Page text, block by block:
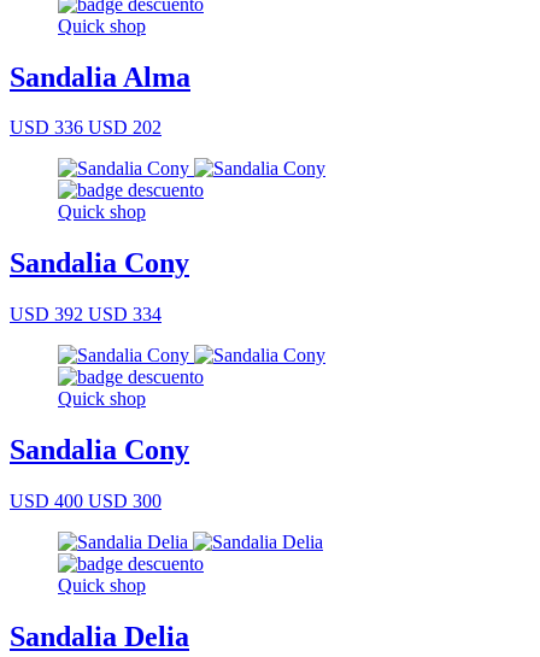
Quick shop
Sandalia Alma
USD 336 USD 202
Quick shop
Sandalia Cony
USD 392 USD 334
Quick shop
Sandalia Cony
USD 400 USD 300
Quick shop
Sandalia Delia